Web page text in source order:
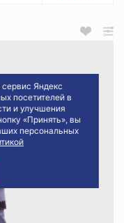
Яндекс
посетителей в
и улучшения
«Принять», вы
персональных